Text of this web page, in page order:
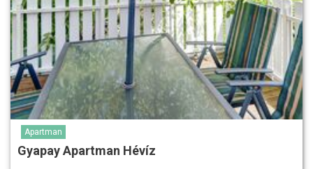
Apartman
Gyapay Apartman Hévíz